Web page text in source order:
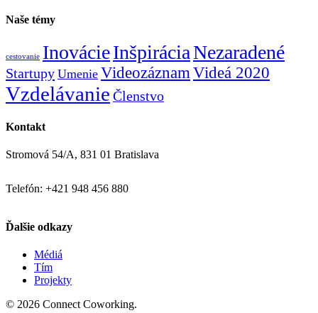
Naše témy
cestovanie InovácieInšpiráciaNezaradené
Startupy Umenie Videozáznam Videá 2020
Vzdelávanie Členstvo
Kontakt
Stromová 54/A, 831 01 Bratislava
Telefón: +421 948 456 880
Ďalšie odkazy
Médiá
Tím
Projekty
© 2026 Connect Coworking.